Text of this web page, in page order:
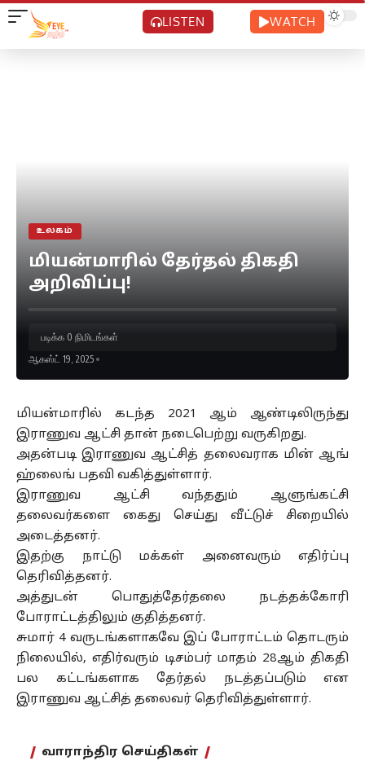
LISTEN WATCH
உலகம்
மியன்மாரில் தேர்தல் திகதி
அறிவிப்பு!
ஆகஸ்ட் 19, 2025
படிக்க 0 நிமிடங்கள்
மியன்மாரில் கடந்த 2021 ஆம் ஆண்டிலிருந்து
இராணுவ ஆட்சி தான் நடைபெற்று வருகிறது.
அதன்படி இராணுவ ஆட்சித் தலைவராக மின் ஆங்
ஹ்லைங் பதவி வகித்துள்ளார்.
இராணுவ ஆட்சி வந்ததும் ஆளுங்கட்சி
தலைவர்களை கைது செய்து வீட்டுச் சிறையில்
அடைத்தனர்.
இதற்கு நாட்டு மக்கள் அனைவரும் எதிர்ப்பு
தெரிவித்தனர்.
அத்துடன் பொதுத்தேர்தலை நடத்தக்கோரி
போராட்டத்திலும் குதித்தனர்.
சுமார் 4 வருடங்களாகவே இப் போராட்டம் தொடரும்
நிலையில், எதிர்வரும் டிசம்பர் மாதம் 28ஆம் திகதி
பல கட்டங்களாக தேர்தல் நடத்தப்படும் என
இராணுவ ஆட்சித் தலைவர் தெரிவித்துள்ளார்.
வாராந்திர செய்திகள்